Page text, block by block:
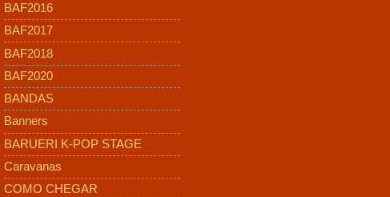
BAF2016
BAF2017
BAF2018
BAF2020
BANDAS
Banners
BARUERI K-POP STAGE
Caravanas
COMO CHEGAR